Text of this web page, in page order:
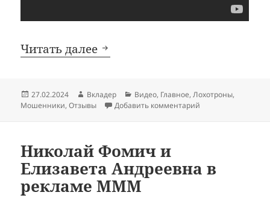
Читать далее Как разводят фальшивые
Опубликовано
27.02.2024 Автор
Вкладер Рубрики
Видео, Главное,Лохотроны,
Мошенники,Отзывы Добавить комментарий
Николай Фомич и
Елизавета Андреевна в
рекламе МММ